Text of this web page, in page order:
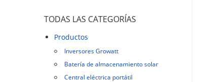
TODAS LAS CATEGORÍAS
Productos
Inversores Growatt
Batería de almacenamiento solar
Central eléctrica portátil